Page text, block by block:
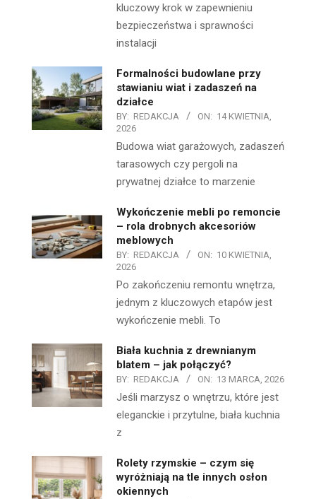
kluczowy krok w zapewnieniu
bezpieczeństwa i sprawności
instalacji
Formalności budowlane przy
stawianiu wiat i zadaszeń na
działce
BY: REDAKCJA ON: 14 KWIETNIA,
2026
Budowa wiat garażowych, zadaszeń
tarasowych czy pergoli na
prywatnej działce to marzenie
Wykończenie mebli po remoncie
– rola drobnych akcesoriów
meblowych
BY: REDAKCJA ON: 10 KWIETNIA,
2026
Po zakończeniu remontu wnętrza,
jednym z kluczowych etapów jest
wykończenie mebli. To
Biała kuchnia z drewnianym
blatem – jak połączyć?
BY: REDAKCJA ON: 13 MARCA, 2026
Jeśli marzysz o wnętrzu, które jest
eleganckie i przytulne, biała kuchnia
z
Rolety rzymskie – czym się
wyróżniają na tle innych osłon
okiennych